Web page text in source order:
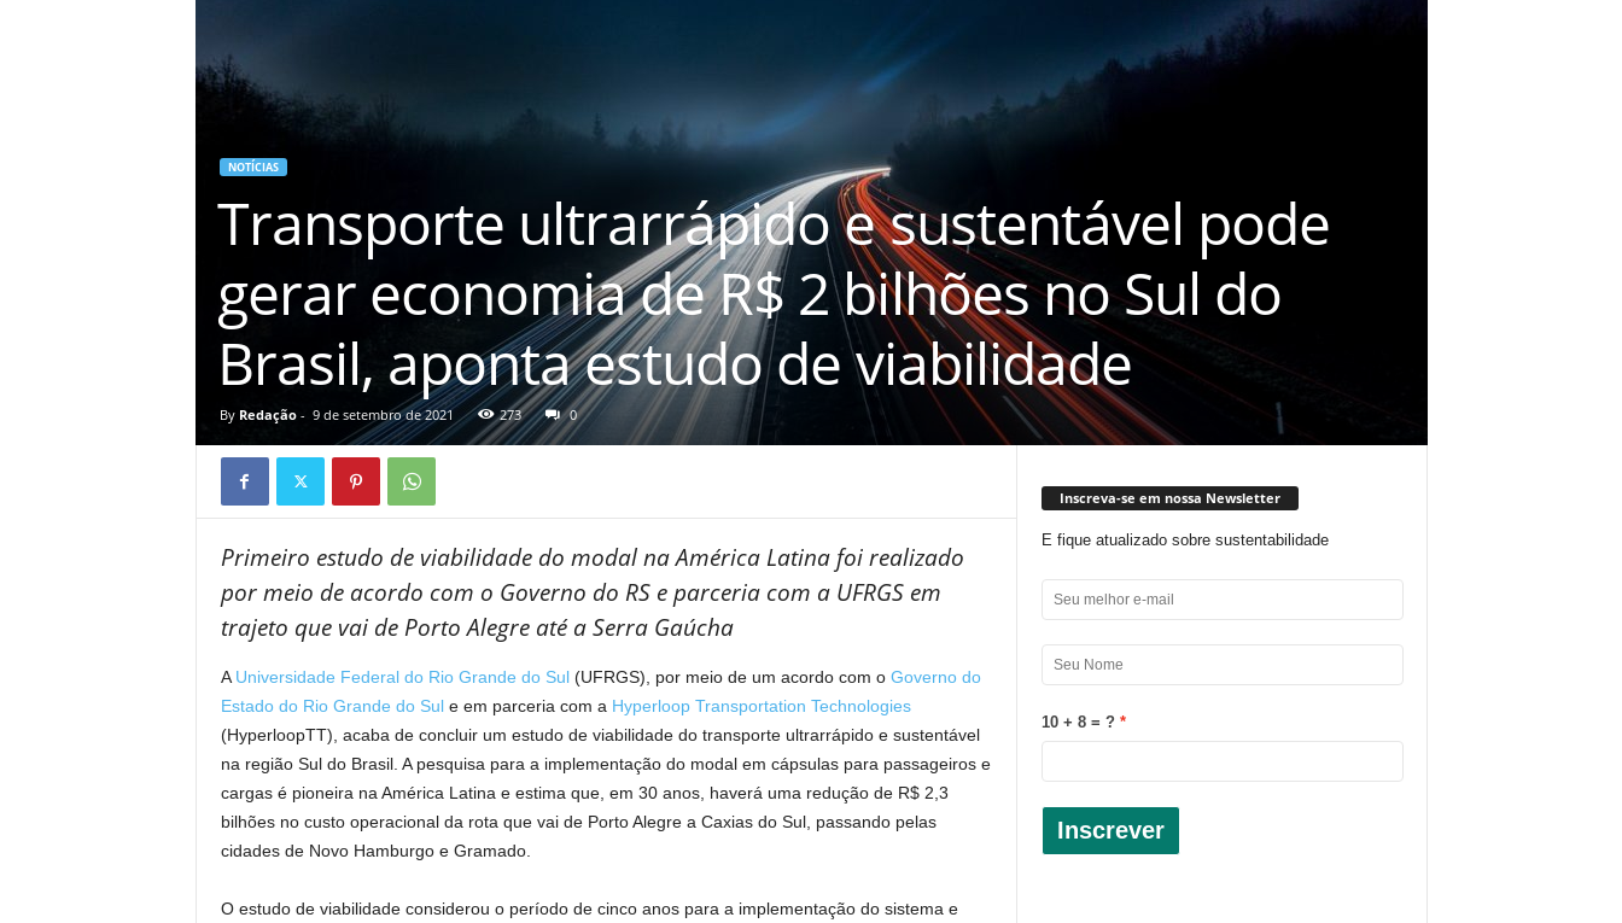
e
NOTÍCIAS
Transporte ultrarrápido e sustentável pode
gerar economia de R$ 2 bilhões no Sul do
Brasil, aponta estudo de viabilidade
By Redação- 9 de setembro de 2021 273 0
Primeiro estudo de viabilidade do modal na América Latina foi realizado
por meio de acordo com o Governo do RS e parceria com a UFRGS em
trajeto que vai de Porto Alegre até a Serra Gaúcha
A Universidade Federal do Rio Grande do Sul (UFRGS), por meio de um acordo com o Governo do
Estado do Rio Grande do Sul e em parceria com a Hyperloop Transportation Technologies
(HyperloopTT), acaba de concluir um estudo de viabilidade do transporte ultrarrápido e sustentável
na região Sul do Brasil. A pesquisa para a implementação do modal em cápsulas para passageiros e
cargas é pioneira na América Latina e estima que, em 30 anos, haverá uma redução de R$ 2,3
bilhões no custo operacional da rota que vai de Porto Alegre a Caxias do Sul, passando pelas
cidades de Novo Hamburgo e Gramado.
O estudo de viabilidade considerou o período de cinco anos para a implementação do sistema e
Inscreva-se em nossa Newsletter
E fique atualizado sobre sustentabilidade
10 + 8 = ?
Inscrever